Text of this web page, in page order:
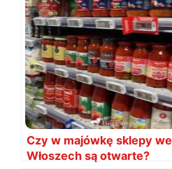
Czy w majówkę sklepy we
Włoszech są otwarte?